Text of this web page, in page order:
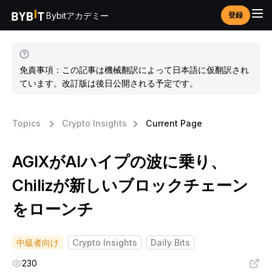
Bybitアカデミー 登録
免責事項：この記事は機械翻訳によって日本語に仮翻訳され
ています。改訂版は後日公開される予定です。
Topics Crypto Insights Current Page
AGIXがAIハイプの波に乗り、
Chilizが新しいブロックチェーン
をローンチ
中級者向け Crypto Insights
Daily Bits
230